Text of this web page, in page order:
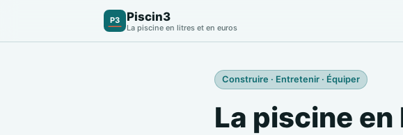
P3 Piscin3
La piscine en litres et en euros
Construire · Entretenir · Équiper
La piscine